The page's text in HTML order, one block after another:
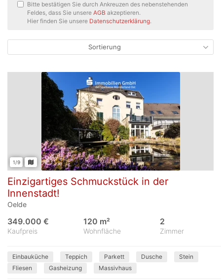
Bitte bestätigen Sie durch Ankreuzen des nebenstehenden
Feldes, dass Sie unsere AGB akzeptieren.
Hier finden Sie unsere Datenschutzerklärung.
Sortierung
1/9
Einzigartiges Schmuckstück in der
Innenstadt!
Oelde
Kaufpreis
349.000 €
Wohnfläche
120 m²
Zimmer
2
Einbauküche Teppich Parkett Dusche
Stein
Fliesen
Gasheizung Massivhaus